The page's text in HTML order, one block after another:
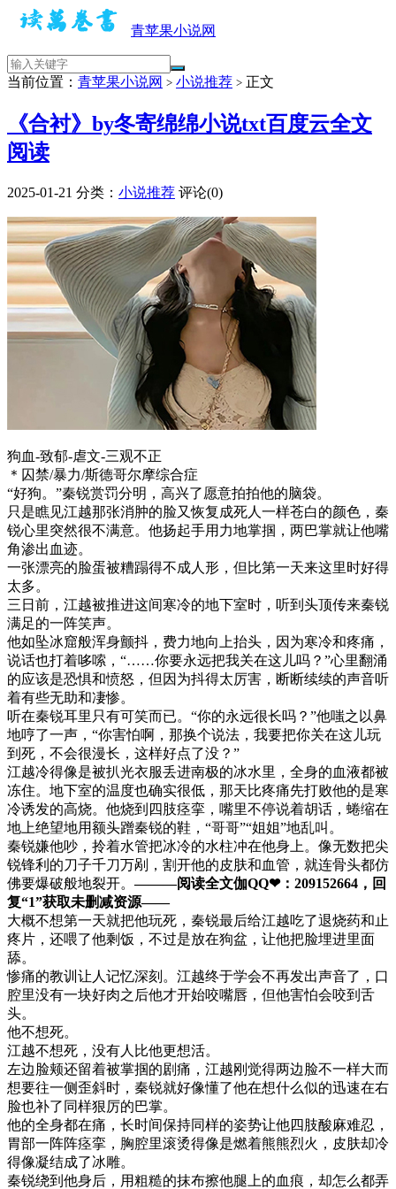
青苹果小说网
当前位置： 青苹果小说网 > 小说推荐 > 正文
《合衬》by冬寄绵绵小说txt百度云全文
阅读
2025-01-21 分类： 小说推荐 评论(0)
狗血-致郁-虐文-三观不正
＊囚禁/暴力/斯德哥尔摩综合症
“好狗。”秦锐赏罚分明，高兴了愿意拍拍他的脑袋。
只是瞧见江越那张消肿的脸又恢复成死人一样苍白的颜色，秦
锐心里突然很不满意。他扬起手用力地掌掴，两巴掌就让他嘴
角渗出血迹。
一张漂亮的脸蛋被糟蹋得不成人形，但比第一天来这里时好得
太多。
三日前，江越被推进这间寒冷的地下室时，听到头顶传来秦锐
满足的一阵笑声。
他如坠冰窟般浑身颤抖，费力地向上抬头，因为寒冷和疼痛，
说话也打着哆嗦，“……你要永远把我关在这儿吗？”心里翻涌
的应该是恐惧和愤怒，但因为抖得太厉害，断断续续的声音听
着有些无助和凄惨。
听在秦锐耳里只有可笑而已。“你的永远很长吗？”他嗤之以鼻
地哼了一声，“你害怕啊，那换个说法，我要把你关在这儿玩
到死，不会很漫长，这样好点了没？”
江越冷得像是被扒光衣服丢进南极的冰水里，全身的血液都被
冻住。地下室的温度也确实很低，那天比疼痛先打败他的是寒
冷诱发的高烧。他烧到四肢痉挛，嘴里不停说着胡话，蜷缩在
地上绝望地用额头蹭秦锐的鞋，“哥哥”“姐姐”地乱叫。
秦锐嫌他吵，拎着水管把冰冷的水柱冲在他身上。像无数把尖
锐锋利的刀子千刀万剐，割开他的皮肤和血管，就连骨头都仿
佛要爆破般地裂开。———阅读全文伽QQ❤：209152664，回
复“1”获取未删减资源—​​​​—
大概不想第一天就把他玩死，秦锐最后给江越吃了退烧药和止
疼片，还喂了他剩饭，不过是放在狗盆，让他把脸埋进里面
舔。
惨痛的教训让人记忆深刻。江越终于学会不再发出声音了，口
腔里没有一块好肉之后他才开始咬嘴唇，但他害怕会咬到舌
头。
他不想死。
江越不想死，没有人比他更想活。
左边脸颊还留着被掌掴的剧痛，江越刚觉得两边脸不一样大而
想要往一侧歪斜时，秦锐就好像懂了他在想什么似的迅速在右
脸也补了同样狠厉的巴掌。
他的全身都在痛，长时间保持同样的姿势让他四肢酸麻难忍，
胃部一阵阵痉挛，胸腔里滚烫得像是燃着熊熊烈火，皮肤却冷
得像凝结成了冰雕。
秦锐绕到他身后，用粗糙的抹布擦他腿上的血痕，却怎么都弄